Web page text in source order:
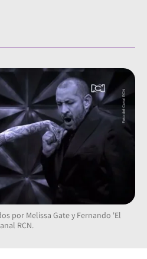
por Melissa Gate y Fernando 'El
RCN.